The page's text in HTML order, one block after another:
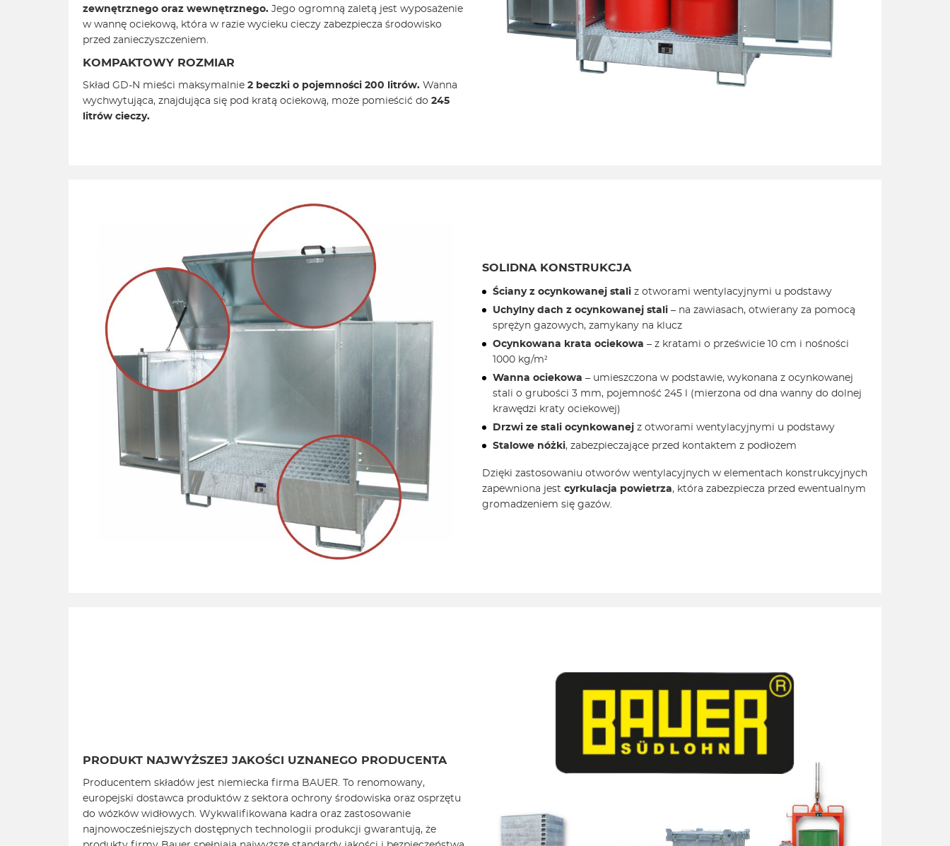
zewnętrznego oraz wewnętrznego. Jego ogromną zaletą jest wyposażenie
w wannę ociekową, która w razie wycieku cieczy zabezpiecza środowisko
przed zanieczyszczeniem.
KOMPAKTOWY ROZMIAR
Skład GD-N mieści maksymalnie 2 beczki o pojemności 200 litrów. Wanna
wychwytująca, znajdująca się pod kratą ociekową, może pomieścić do 245
litrów cieczy.
SOLIDNA KONSTRUKCJA
Ściany z ocynkowanej stali z otworami wentylacyjnymi u podstawy
Uchylny dach z ocynkowanej stali – na zawiasach, otwierany za pomocą
sprężyn gazowych, zamykany na klucz
Ocynkowana krata ociekowa – z kratami o prześwicie 10 cm i nośności
1000 kg/m²
Wanna ociekowa – umieszczona w podstawie, wykonana z ocynkowanej
stali o grubości 3 mm, pojemność 245 l (mierzona od dna wanny do dolnej
krawędzi kraty ociekowej)
Drzwi ze stali ocynkowanej z otworami wentylacyjnymi u podstawy
Stalowe nóżki, zabezpieczające przed kontaktem z podłożem
Dzięki zastosowaniu otworów wentylacyjnych w elementach konstrukcyjnych
zapewniona jest cyrkulacja powietrza, która zabezpiecza przed ewentualnym
gromadzeniem się gazów.
PRODUKT NAJWYŻSZEJ JAKOŚCI UZNANEGO PRODUCENTA
Producentem składów jest niemiecka firma BAUER. To renomowany,
europejski dostawca produktów z sektora ochrony środowiska oraz osprzętu
do wózków widłowych. Wykwalifikowana kadra oraz zastosowanie
najnowocześniejszych dostępnych technologii produkcji gwarantują, że